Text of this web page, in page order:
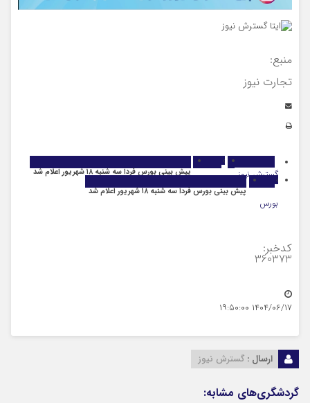
منبع:
تجارت نیوز
گسترش نیوز پیش بینی بورس فردا سه شنبه ۱۸ شهریور اعلام شد
بورس
پیش بینی بورس فردا سه شنبه ۱۸ شهریور اعلام شد
کدخبر:
360373
۱۴۰۴/۰۶/۱۷ ۱۹:۵۰:۰۰
ارسال : گسترش نیوز
گردشگری‌های مشابه: